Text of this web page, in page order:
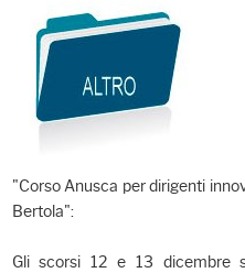
"Corso Anusca per dirigenti
Bertola":
Gli scorsi 12 e 13 dicembre